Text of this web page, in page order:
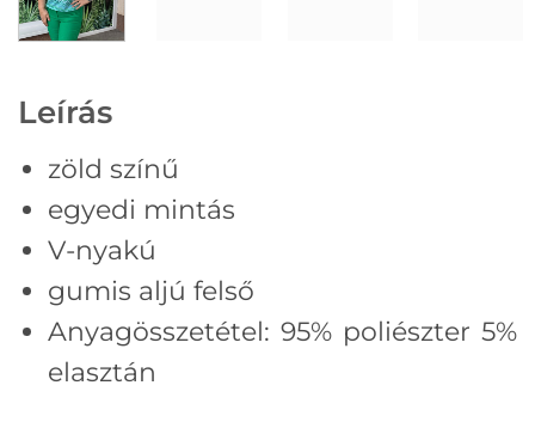
Leírás
zöld színű
egyedi mintás
V-nyakú
gumis aljú felső
Anyagösszetétel: 95% poliészter 5%
elasztán